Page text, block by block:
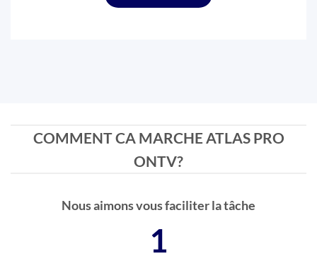
COMMENT CA MARCHE ATLAS PRO
ONTV?
Nous aimons vous faciliter la tâche
1